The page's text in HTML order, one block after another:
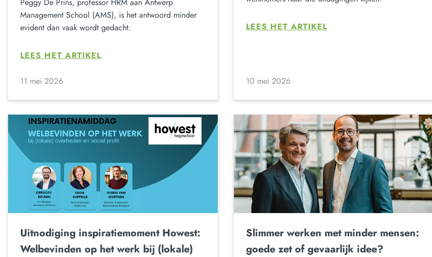
Management School (AMS), is het antwoord minder
evident dan vaak wordt gedacht.
LEES HET ARTIKEL
11 mei 2026
LEES HET ARTIKEL
10 mei 2026
Uitnodiging inspiratiemoment Howest:
Welbevinden op het werk bij (lokale)
Slimmer werken met minder mensen:
goede zet of gevaarlijk idee?